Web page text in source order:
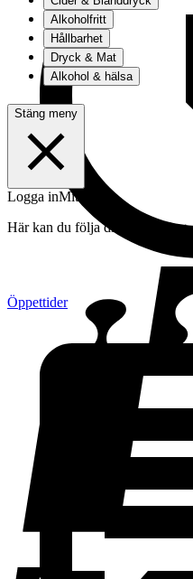
Öppettider
Alkoholfritt
Hållbarhet
Dryck & Mat
Alkohol & hälsa
Stäng meny
Logga inMitt konto
Här kan du följa din